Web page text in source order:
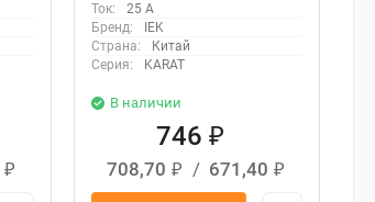
₽
Ток:
25 А
Бренд:
IEK
Страна:
Китай
Серия:
KARAT
В наличии
746₽
708,70 ₽ / 671,40 ₽